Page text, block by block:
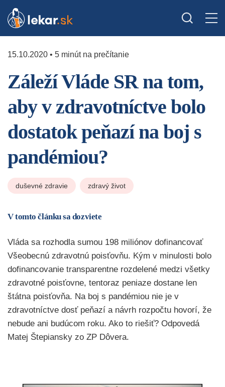
15.10.2020 • 5 minút na prečítanie
Záleží Vláde SR na tom,
aby v zdravotníctve bolo
dostatok peňazí na boj s
pandémiou?
duševné zdravie zdravý život
V tomto článku sa dozviete
Vláda sa rozhodla sumou 198 miliónov dofinancovať
Všeobecnú zdravotnú poisťovňu. Kým v minulosti bolo
dofinancovanie transparentne rozdelené medzi všetky
zdravotné poisťovne, tentoraz peniaze dostane len
štátna poisťovňa. Na boj s pandémiou nie je v
zdravotníctve dosť peňazí a návrh rozpočtu hovorí, že
nebude ani budúcom roku. Ako to riešiť? Odpovedá
Matej Štepiansky zo ZP Dôvera.